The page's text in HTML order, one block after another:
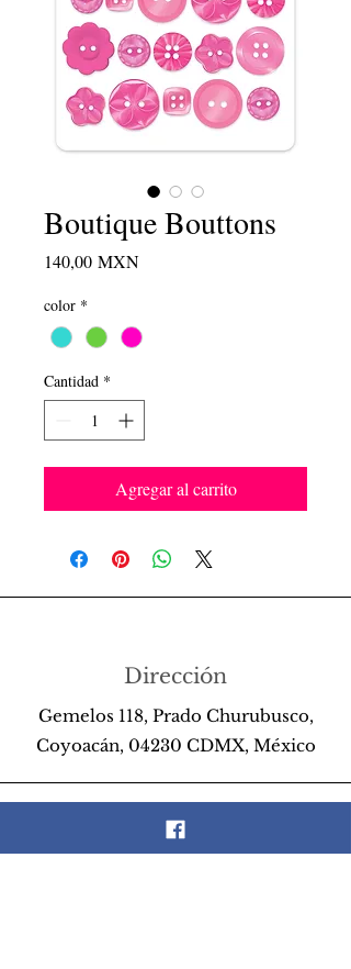
Boutique Bouttons
140,00 MXNPrecio
color *
Cantidad *
Agregar al carrito
Dirección
Gemelos 118, Prado Churubusco,
Coyoacán, 04230 CDMX, México
Teléfono